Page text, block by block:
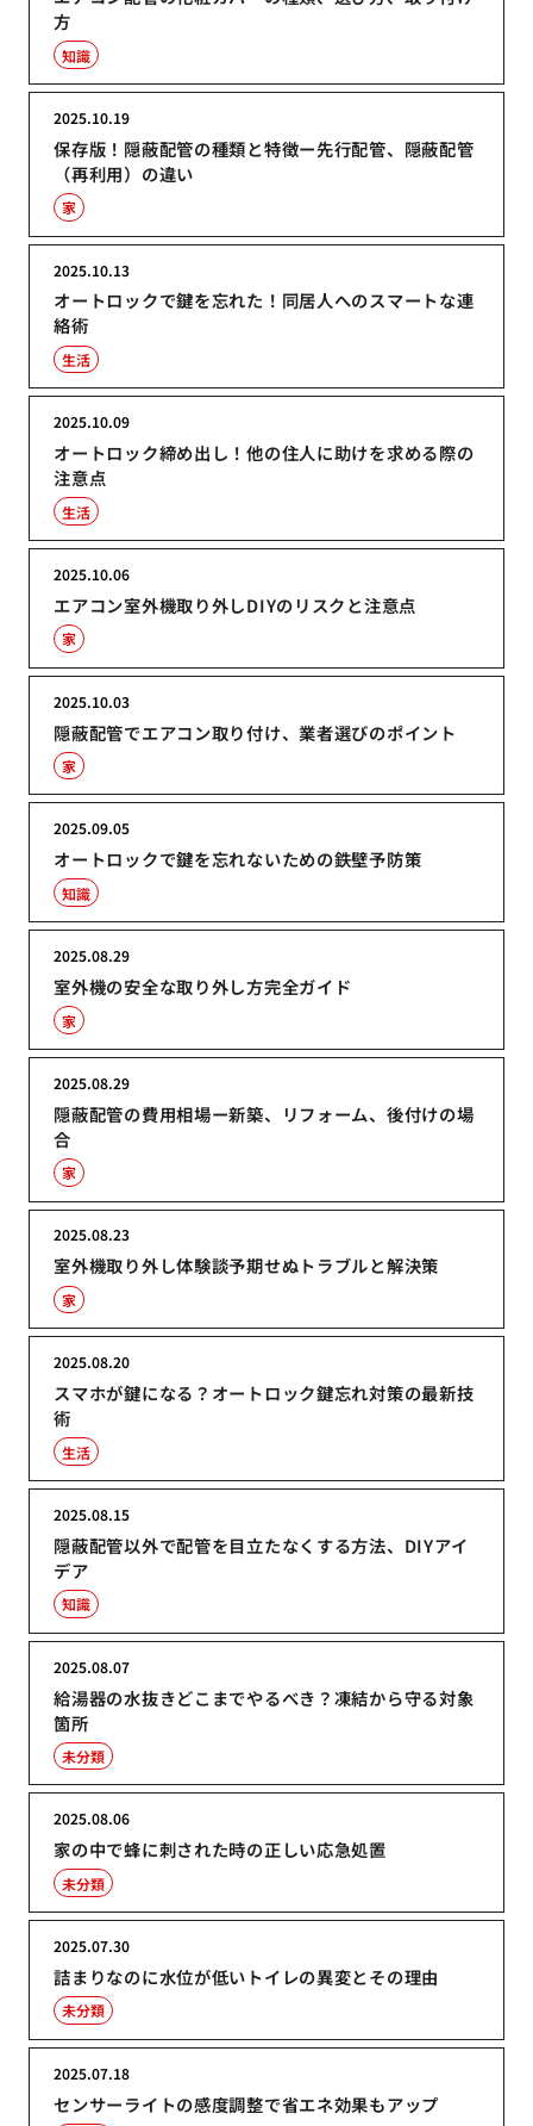
方
知識
保存版！隠蔽配管の種類と特徴ー先行配管、隠蔽配管
（再利用）の違い
2025.10.19
家
オートロックで鍵を忘れた！同居人へのスマートな連
絡術
2025.10.13
生活
オートロック締め出し！他の住人に助けを求める際の
注意点
2025.10.09
生活
エアコン室外機取り外しDIYのリスクと注意点
2025.10.06
家
隠蔽配管でエアコン取り付け、業者選びのポイント
2025.10.03
家
オートロックで鍵を忘れないための鉄壁予防策
2025.09.05
知識
室外機の安全な取り外し方完全ガイド
2025.08.29
家
隠蔽配管の費用相場ー新築、リフォーム、後付けの場
合
2025.08.29
家
室外機取り外し体験談予期せぬトラブルと解決策
2025.08.23
家
スマホが鍵になる？オートロック鍵忘れ対策の最新技
術
2025.08.20
生活
隠蔽配管以外で配管を目立たなくする方法、DIYアイ
デア
2025.08.15
知識
給湯器の水抜きどこまでやるべき？凍結から守る対象
箇所
2025.08.07
未分類
家の中で蜂に刺された時の正しい応急処置
2025.08.06
未分類
詰まりなのに水位が低いトイレの異変とその理由
2025.07.30
未分類
センサーライトの感度調整で省エネ効果もアップ
2025.07.18